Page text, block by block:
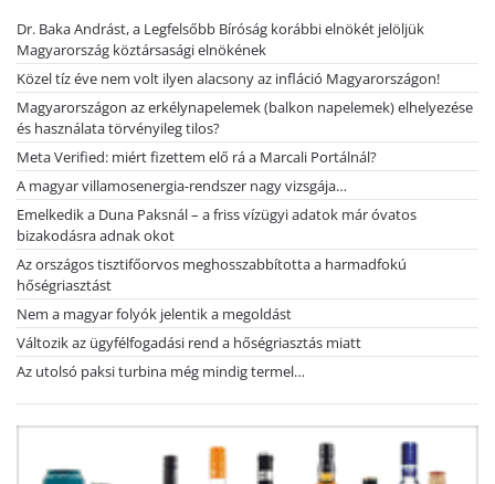
Dr. Baka Andrást, a Legfelsőbb Bíróság korábbi elnökét jelöljük
Magyarország köztársasági elnökének
Közel tíz éve nem volt ilyen alacsony az infláció Magyarországon!
Magyarországon az erkélynapelemek (balkon napelemek) elhelyezése
és használata törvényileg tilos?
Meta Verified: miért fizettem elő rá a Marcali Portálnál?
A magyar villamosenergia-rendszer nagy vizsgája…
Emelkedik a Duna Paksnál – a friss vízügyi adatok már óvatos
bizakodásra adnak okot
Az országos tisztifőorvos meghosszabbította a harmadfokú
hőségriasztást
Nem a magyar folyók jelentik a megoldást
Változik az ügyfélfogadási rend a hőségriasztás miatt
Az utolsó paksi turbina még mindig termel…